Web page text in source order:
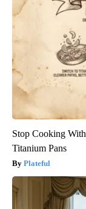
Stop Cooking
Titanium Pans
Plateful